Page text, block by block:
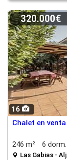
16
320.000€
Chalet en
246 m² 6 dorm.
Las Gabias -